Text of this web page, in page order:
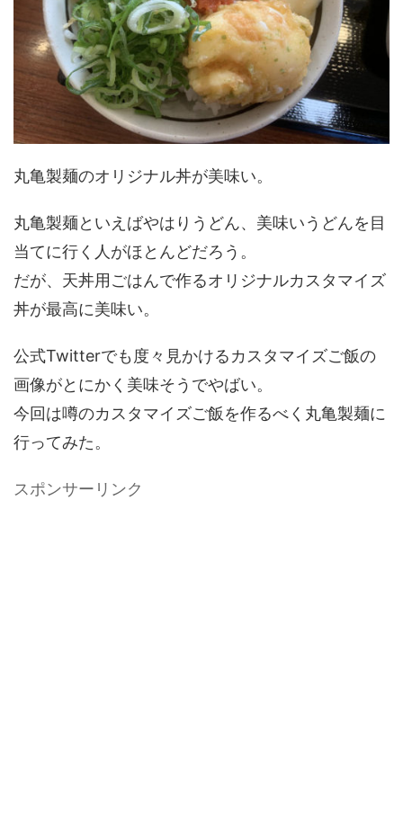
丸亀製麺のオリジナル丼が美味い。
丸亀製麺といえばやはりうどん、美味いうどんを目
当てに行く人がほとんどだろう。
だが、天丼用ごはんで作るオリジナルカスタマイズ
丼が最高に美味い。
公式Twitterでも度々見かけるカスタマイズご飯の
画像がとにかく美味そうでやばい。
今回は噂のカスタマイズご飯を作るべく丸亀製麺に
行ってみた。
スポンサーリンク